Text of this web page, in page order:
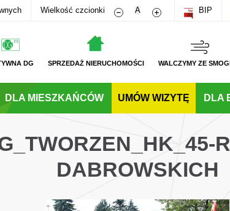
Wielkość czcionki Zmniejsz rozmiar czcionki
A Zwiększ rozmiar
BIP
DG SPRZEDAŻ NIERUCHOMOŚCI WALCZYMY ZE
DLA MIESZKAŃCÓW UMÓW WIZYTĘ DLA
DABROWSKICH